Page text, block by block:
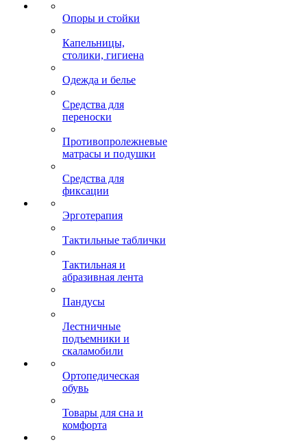
Опоры и стойки
Капельницы,
столики, гигиена
Одежда и белье
Средства для
переноски
Противопролежневые
матрасы и подушки
Средства для
фиксации
Эрготерапия
Тактильные таблички
Тактильная и
абразивная лента
Пандусы
Лестничные
подъемники и
скаламобили
Ортопедическая
обувь
Товары для сна и
комфорта